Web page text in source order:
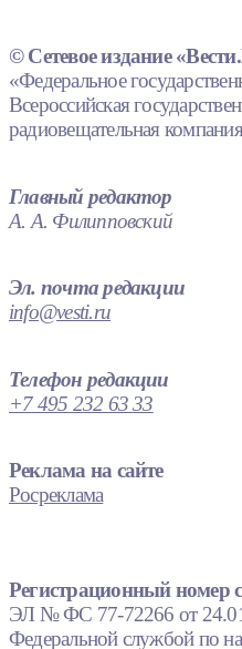
© Сетевое издание
«Федеральное
Всероссийская
радиовещательная
Главный редактор
А. А. Филипповский
Эл. почта редакции
info@vesti.ru
Телефон редакции
+7 495 232 63 33
Реклама на сайте
Росреклама
Регистрационный номер
ЭЛ № ФС 77-72266 от
Федеральной службой по